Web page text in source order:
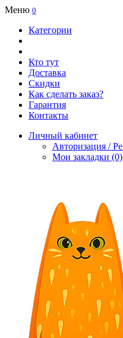
Меню 0
Категории
Кто тут
Доставка
Скидки
Как сделать заказ?
Гарантия
Контакты
Личный кабинет
Авторизация /
Мои закладки (0)